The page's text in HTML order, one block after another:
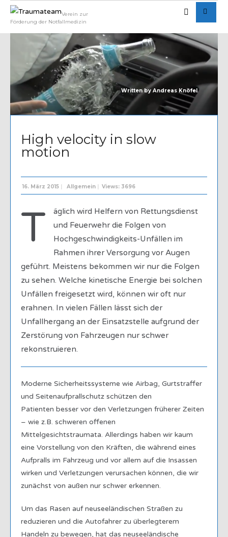
Verein zur
Förderung der Notfallmedizin
Written by Andreas Knöfel
High velocity in slow
motion
16. März 2015 Allgemein Views: 3696
T
äglich wird Helfern von Rettungsdienst
und Feuerwehr die Folgen von
Hochgeschwindigkeits-Unfällen im
Rahmen ihrer Versorgung vor Augen
geführt. Meistens bekommen wir nur die Folgen
zu sehen. Welche kinetische Energie bei solchen
Unfällen freigesetzt wird, können wir oft nur
erahnen. In vielen Fällen lässt sich der
Unfallhergang an der Einsatzstelle aufgrund der
Zerstörung von Fahrzeugen nur schwer
rekonstruieren.
Moderne Sicherheitssysteme wie Airbag, Gurtstraffer
und Seitenaufprallschutz schützen den
Patienten besser vor den Verletzungen früherer Zeiten
– wie z.B. schweren offenen
Mittelgesichtstraumata. Allerdings haben wir kaum
eine Vorstellung von den Kräften, die während eines
Aufpralls im Fahrzeug und vor allem auf die Insassen
wirken und Verletzungen verursachen können, die wir
zunächst von außen nur schwer erkennen.
Um das Rasen auf neuseeländischen Straßen zu
reduzieren und die Autofahrer zu überlegterem
Handeln zu bewegen, hat das neuseeländische